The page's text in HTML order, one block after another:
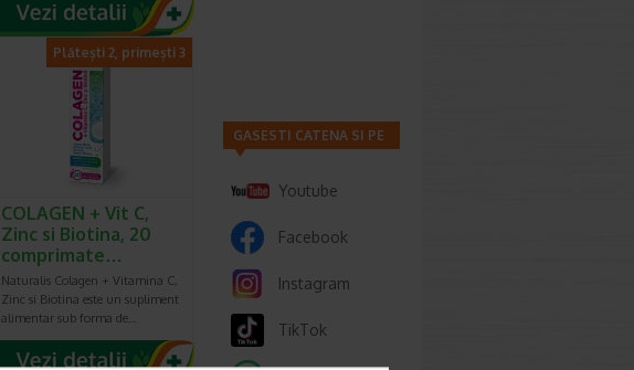
Plătești 2, primești 3
COLAGEN + Vit C,
Zinc si Biotina, 20
comprimate…
Naturalis Colagen + Vitamina C,
Zinc si Biotina este un supliment
alimentar sub forma de…
GASESTI CATENA SI PE
Youtube
Facebook
Instagram
TikTok